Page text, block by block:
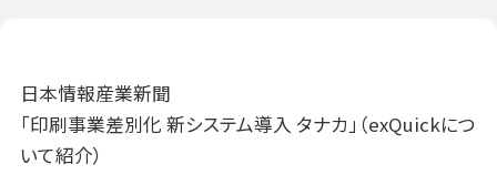
日本情報産業新聞
「印刷事業差別化 新システム導入 タナカ」（exQuickにつ
いて紹介）